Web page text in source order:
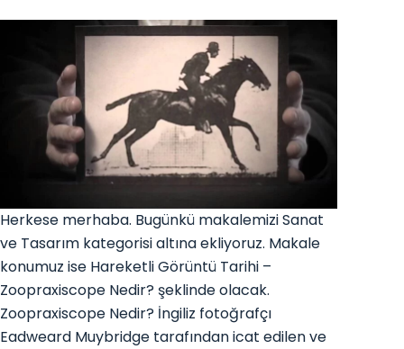
Herkese merhaba. Bugünkü makalemizi Sanat
ve Tasarım kategorisi altına ekliyoruz. Makale
konumuz ise Hareketli Görüntü Tarihi –
Zoopraxiscope Nedir? şeklinde olacak.
Zoopraxiscope Nedir? İngiliz fotoğrafçı
Eadweard Muybridge tarafından icat edilen ve